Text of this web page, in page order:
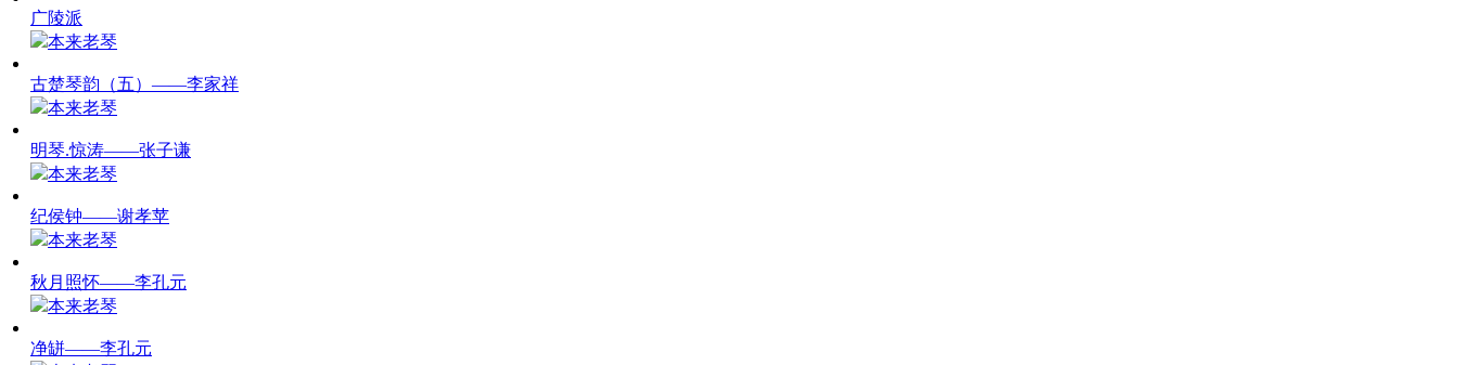
广陵派
本来老琴
古楚琴韵（五）——李家祥
本来老琴
明琴.惊涛——张子谦
本来老琴
纪侯钟——谢孝苹
本来老琴
秋月照怀——李孔元
本来老琴
净缾——李孔元